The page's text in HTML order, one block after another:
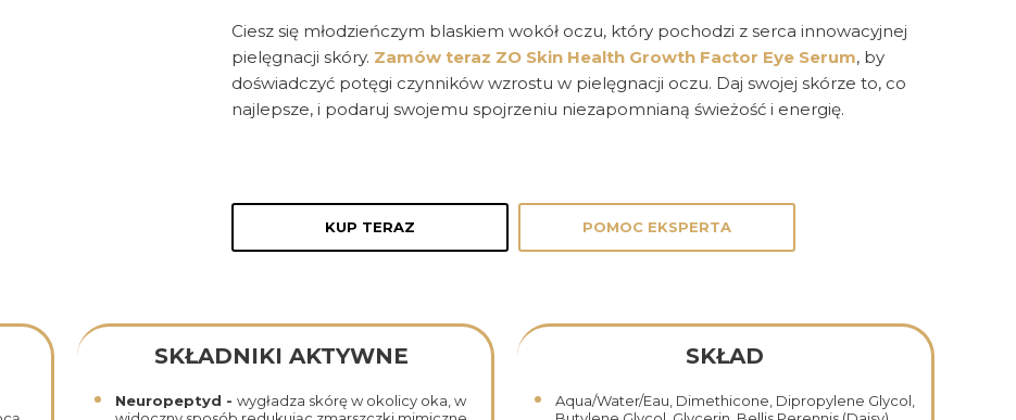
POMOC EKSPERTA
KUP TERAZ
Ciesz się młodzieńczym blaskiem wokół oczu, który pochodzi z serca innowacyjnej
pielęgnacji skóry. Zamów teraz ZO Skin Health Growth Factor Eye Serum, by
doświadczyć potęgi czynników wzrostu w pielęgnacji oczu. Daj swojej skórze to, co
najlepsze, i podaruj swojemu spojrzeniu niezapomnianą świeżość i energię.
SKŁAD
Aqua/Water/Eau, Dimethicone, Dipropylene Glycol,
SKŁADNIKI AKTYWNE
Neuropeptyd - wygładza skórę w okolicy oka, w